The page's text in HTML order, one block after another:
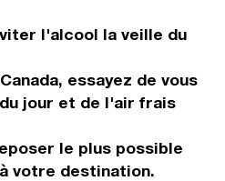
l'alcool la veille du
essayez de vous
jour et de l'air frais
le plus possible
votre destination.